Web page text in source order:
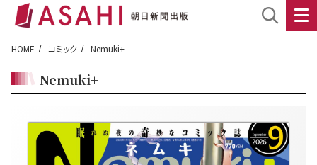
HOME コミック Nemuki+
Nemuki+